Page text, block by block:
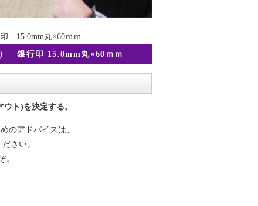
15.0mm丸×60ｍｍ
銀行印 15.0mm丸×60ｍｍ
ト)を決定する。
のアドバイスは、
さい。
。